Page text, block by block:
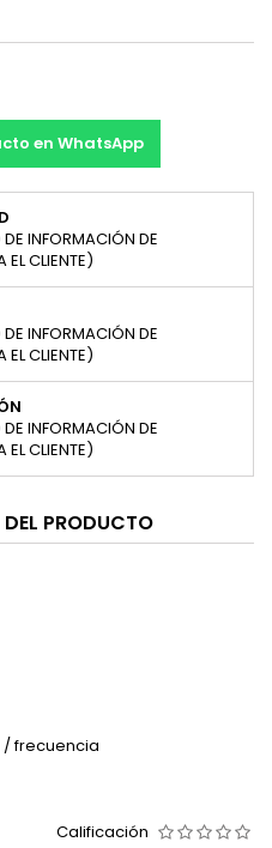
en WhatsApp
INFORMACIÓN DE
CLIENTE)
INFORMACIÓN DE
CLIENTE)
INFORMACIÓN DE
CLIENTE)
DEL PRODUCTO
frecuencia
Calificación